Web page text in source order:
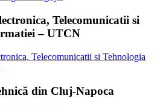
Telecomunicatii si
– UTCN
din Cluj-Napoca